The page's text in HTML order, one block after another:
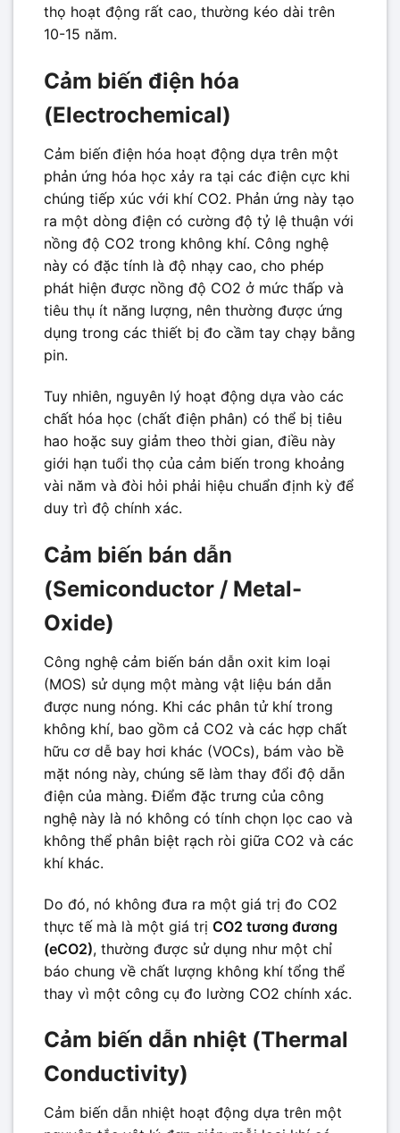
thọ hoạt động rất cao, thường kéo dài trên
10-15 năm.
Cảm biến điện hóa
(Electrochemical)
Cảm biến điện hóa hoạt động dựa trên một
phản ứng hóa học xảy ra tại các điện cực khi
chúng tiếp xúc với khí CO2. Phản ứng này tạo
ra một dòng điện có cường độ tỷ lệ thuận với
nồng độ CO2 trong không khí. Công nghệ
này có đặc tính là độ nhạy cao, cho phép
phát hiện được nồng độ CO2 ở mức thấp và
tiêu thụ ít năng lượng, nên thường được ứng
dụng trong các thiết bị đo cầm tay chạy bằng
pin.
Tuy nhiên, nguyên lý hoạt động dựa vào các
chất hóa học (chất điện phân) có thể bị tiêu
hao hoặc suy giảm theo thời gian, điều này
giới hạn tuổi thọ của cảm biến trong khoảng
vài năm và đòi hỏi phải hiệu chuẩn định kỳ để
duy trì độ chính xác.
Cảm biến bán dẫn
(Semiconductor / Metal-
Oxide)
Công nghệ cảm biến bán dẫn oxit kim loại
(MOS) sử dụng một màng vật liệu bán dẫn
được nung nóng. Khi các phân tử khí trong
không khí, bao gồm cả CO2 và các hợp chất
hữu cơ dễ bay hơi khác (VOCs), bám vào bề
mặt nóng này, chúng sẽ làm thay đổi độ dẫn
điện của màng. Điểm đặc trưng của công
nghệ này là nó không có tính chọn lọc cao và
không thể phân biệt rạch ròi giữa CO2 và các
khí khác.
Do đó, nó không đưa ra một giá trị đo CO2
thực tế mà là một giá trị CO2 tương đương
(eCO2), thường được sử dụng như một chỉ
báo chung về chất lượng không khí tổng thể
thay vì một công cụ đo lường CO2 chính xác.
Cảm biến dẫn nhiệt (Thermal
Conductivity)
Cảm biến dẫn nhiệt hoạt động dựa trên một